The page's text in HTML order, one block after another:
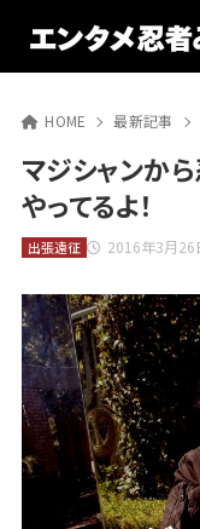
HOME 最新記事
マジシャンか
やってるよ！
2016年3月26
出張遠征